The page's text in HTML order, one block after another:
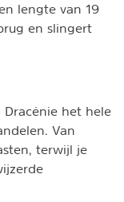
lengte van 19
en slingert
Dracénie het hele
Van
terwijl je